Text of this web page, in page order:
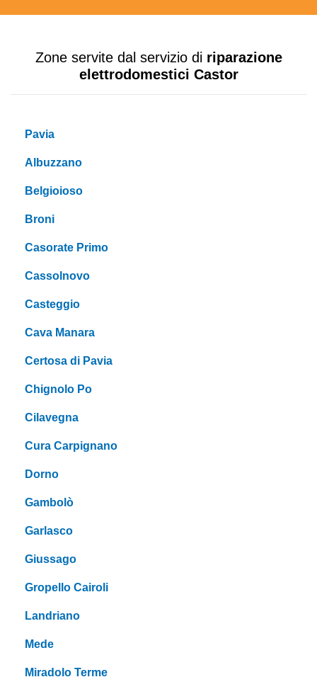
Zone servite dal servizio di riparazione
elettrodomestici Castor
Pavia
Albuzzano
Belgioioso
Broni
Casorate Primo
Cassolnovo
Casteggio
Cava Manara
Certosa di Pavia
Chignolo Po
Cilavegna
Cura Carpignano
Dorno
Gambolò
Garlasco
Giussago
Gropello Cairoli
Landriano
Mede
Miradolo Terme